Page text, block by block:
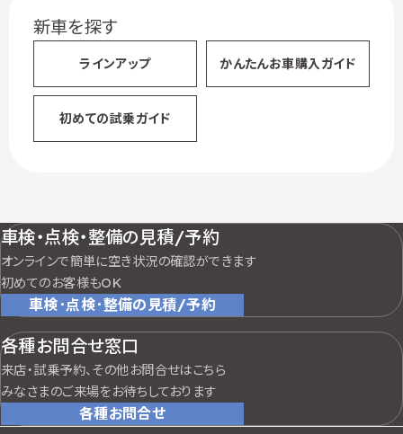
新車を探す
ラインアップ かんたんお車購入ガイド
初めての試乗ガイド
車検・点検・整備の見積/予約
オンラインで簡単に空き状況の確認ができます
初めてのお客様もOK
車検･点検･整備の見積/予約
各種お問合せ窓口
来店・試乗予約、その他お問合せはこちら
みなさまのご来場をお待ちしております
各種お問合せ